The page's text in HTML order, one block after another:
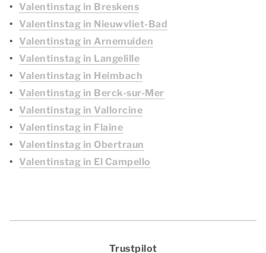
Valentinstag in Breskens
Valentinstag in Nieuwvliet-Bad
Valentinstag in Arnemuiden
Valentinstag in Langelille
Valentinstag in Heimbach
Valentinstag in Berck-sur-Mer
Valentinstag in Vallorcine
Valentinstag in Flaine
Valentinstag in Obertraun
Valentinstag in El Campello
Trustpilot